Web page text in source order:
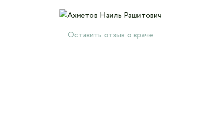
Оставить отзыв о враче